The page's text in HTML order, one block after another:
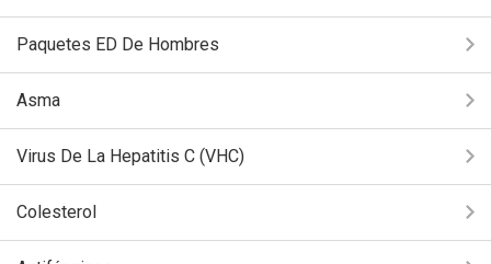
Paquetes ED De Hombres
Asma
Virus De La Hepatitis C (VHC)
Colesterol